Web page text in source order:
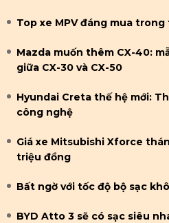
Top xe MPV đáng mua
Mazda muốn thêm CX-40:
giữa CX-30 và CX-50
Hyundai Creta thế hệ mới:
công nghệ
Giá xe Mitsubishi Xforce
triệu đồng
Bất ngờ với tốc độ bộ sạc
BYD Atto 3 sẽ có sạc siêu